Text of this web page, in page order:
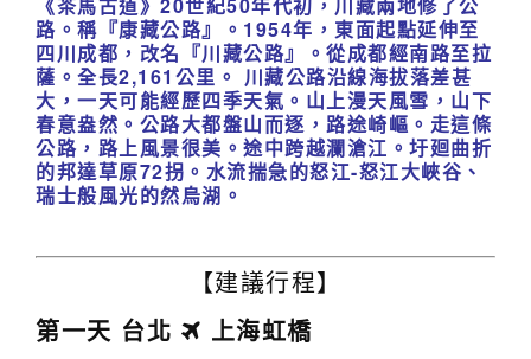
路。稱『康藏公路』。1954年，東面起點延伸至
四川成都，改名『川藏公路』。從成都經南路至拉
薩。全長2,161公里。 川藏公路沿線海拔落差甚
大，一天可能經歷四季天氣。山上漫天風雪，山下
春意盎然。 公路大都盤山而逐，路途崎嶇。走這條
公路，路上風景很美。途中跨越瀾滄江。圩廻曲折
的邦達草原72拐。水流揣急的怒江-怒江大峽谷、
瑞士般風光的然烏湖。
【建議行程】
第一天 台北
上海虹橋